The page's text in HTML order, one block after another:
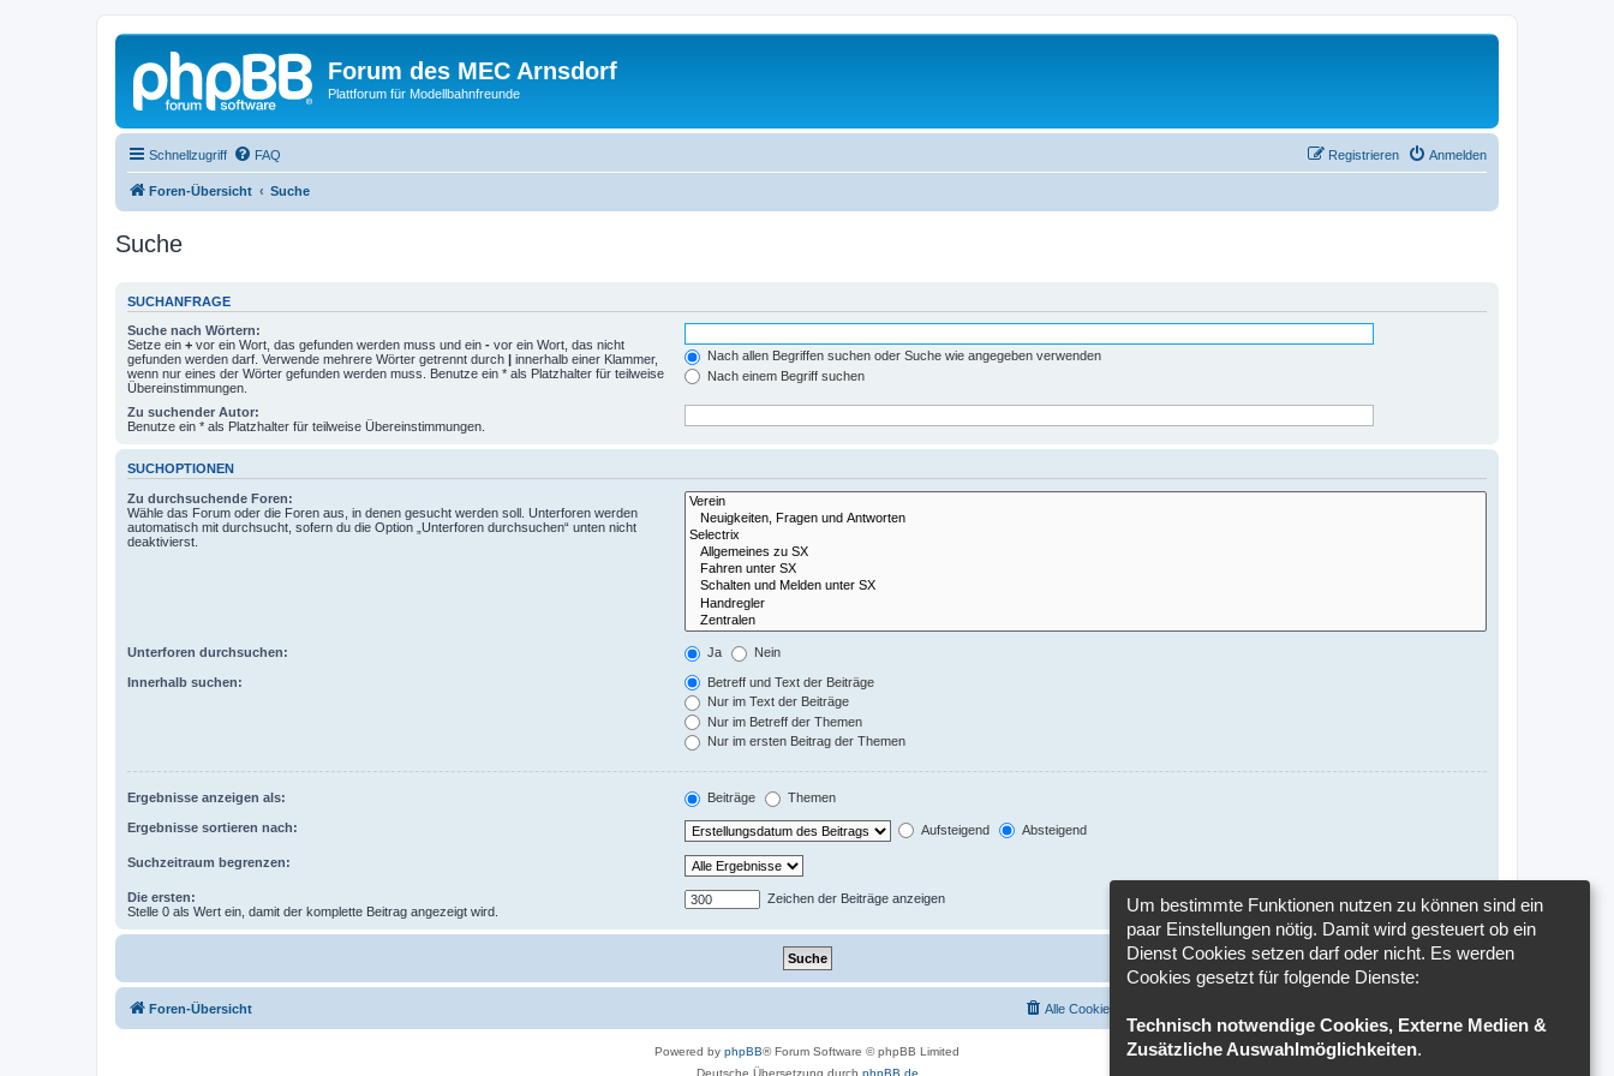
Forum des MEC Arnsdorf
Plattforum für Modellbahnfreunde
Schnellzugriff FAQ Anmelden
Registrieren
Foren-Übersicht Suche
Suche
SUCHANFRAGE
Suche nach Wörtern:
Setze ein + vor ein Wort, das gefunden werden muss und ein - vor ein Wort, das nicht
gefunden werden darf. Verwende mehrere Wörter getrennt durch | innerhalb einer Klammer,
wenn nur eines der Wörter gefunden werden muss. Benutze ein * als Platzhalter für teilweise
Übereinstimmungen.
Nach allen Begriffen suchen oder Suche wie angegeben verwenden
Nach einem Begriff suchen
Zu suchender Autor:
Benutze ein * als Platzhalter für teilweise Übereinstimmungen.
SUCHOPTIONEN
Zu durchsuchende Foren:
Wähle das Forum oder die Foren aus, in denen gesucht werden soll. Unterforen werden
automatisch mit durchsucht, sofern du die Option „Unterforen durchsuchen“ unten nicht
deaktivierst.
Unterforen durchsuchen: Ja Nein
Innerhalb suchen:
Betreff und Text der Beiträge
Nur im Text der Beiträge
Nur im Betreff der Themen
Nur im ersten Beitrag der Themen
Ergebnisse anzeigen als: Beiträge Themen
Ergebnisse sortieren nach: Aufsteigend Absteigend
Suchzeitraum begrenzen:
Die ersten:
Stelle 0 als Wert ein, damit der komplette Beitrag angezeigt wird.
Zeichen der Beiträge anzeigen
Foren-Übersicht Alle Cookies löschen
Powered by phpBB® Forum Software © phpBB Limited
Deutsche Übersetzung durch phpBB.de
Um bestimmte Funktionen nutzen zu können sind ein
paar Einstellungen nötig. Damit wird gesteuert ob ein
Dienst Cookies setzen darf oder nicht. Es werden
Cookies gesetzt für folgende Dienste:
Technisch notwendige Cookies, Externe Medien &
Zusätzliche Auswahlmöglichkeiten.